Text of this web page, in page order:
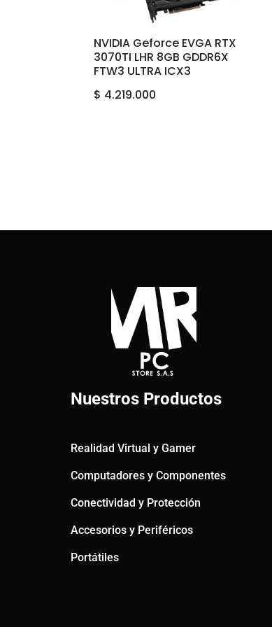
NVIDIA Geforce EVGA RTX
3070TI LHR 8GB GDDR6X
FTW3 ULTRA ICX3
$ 4.219.000
Nuestros Productos
Realidad Virtual y Gamer
Computadores y Componentes
Conectividad y Protección
Accesorios y Periféricos
Portátiles